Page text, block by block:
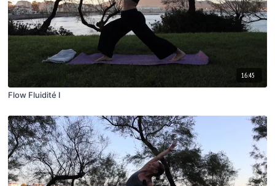
16:45
Flow Fluidité I